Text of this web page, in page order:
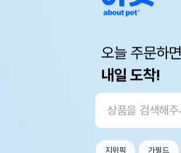
오늘 주문하면
내일 도착!
지위픽 가필드